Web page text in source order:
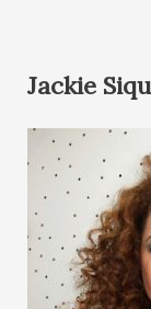
Jackie